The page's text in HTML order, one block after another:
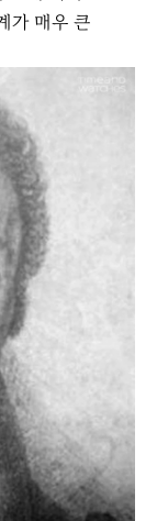
가 매우 큰